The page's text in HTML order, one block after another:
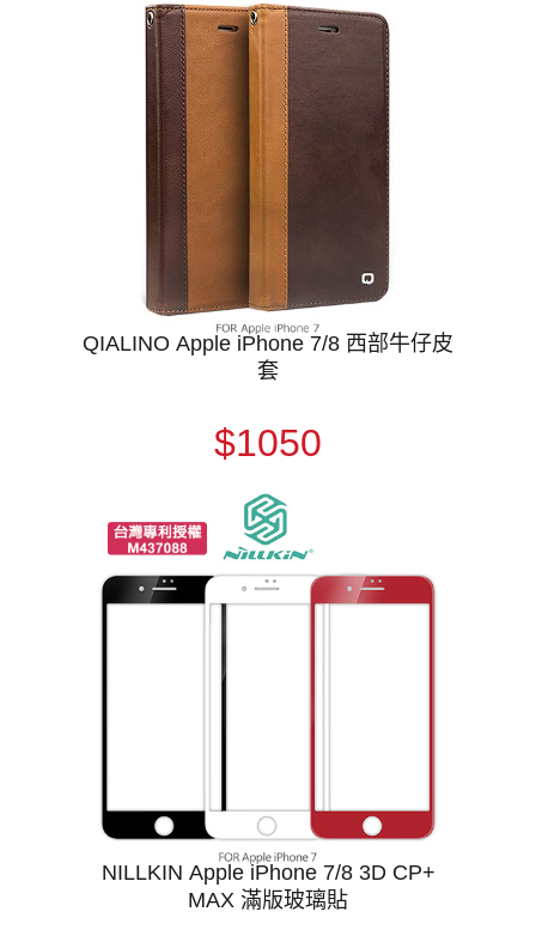
QIALINO Apple iPhone 7/8 西部牛仔皮
套
$1050
NILLKIN Apple iPhone 7/8 3D CP+
MAX 滿版玻璃貼